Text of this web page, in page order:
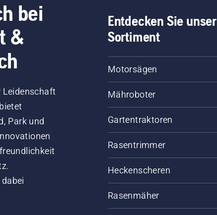
bei
&
Leidenschaft
Park und
Entdecken Sie unser
Sortiment
Motorsägen
Mähroboter
Gartentraktoren
Rasentrimmer
Heckenscheren
Rasenmäher